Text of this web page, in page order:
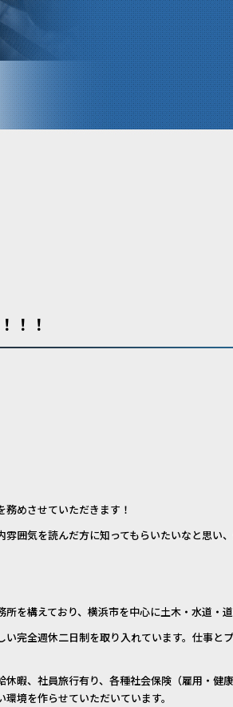
！！
めさせていただきます！
雰囲気を読んだ方に知ってもらいたいなと思い
を構えており、横浜市を中心に土木・水道・道
い完全週休二日制を取り入れています。仕事と
休暇、社員旅行有り、各種社会保険（雇用・健
境を作らせていただいています。